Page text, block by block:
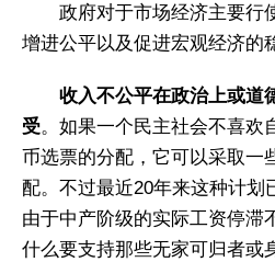
政府对于市场经济主要行
增进公平以及促进宏观经济的
收入不公平在政治上或道
受。如果一个民主社会不喜欢
币选票的分配，它可以采取一
配。不过最近20年来这种计划
由于中产阶级的实际工资停滞
什么要支持那些无家可归者或